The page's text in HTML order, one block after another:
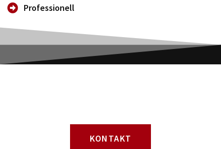
Professionell
KONTAKT